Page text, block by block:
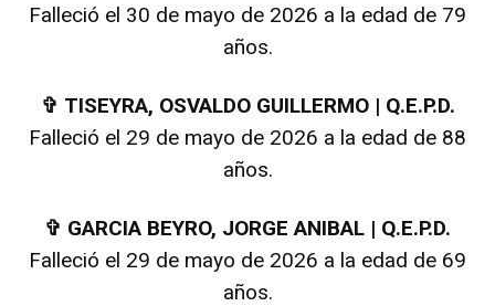
Falleció el 30 de mayo de 2026 a la edad de 79
años.
✞ TISEYRA, OSVALDO GUILLERMO | Q.E.P.D.
Falleció el 29 de mayo de 2026 a la edad de 88
años.
✞ GARCIA BEYRO, JORGE ANIBAL | Q.E.P.D.
Falleció el 29 de mayo de 2026 a la edad de 69
años.